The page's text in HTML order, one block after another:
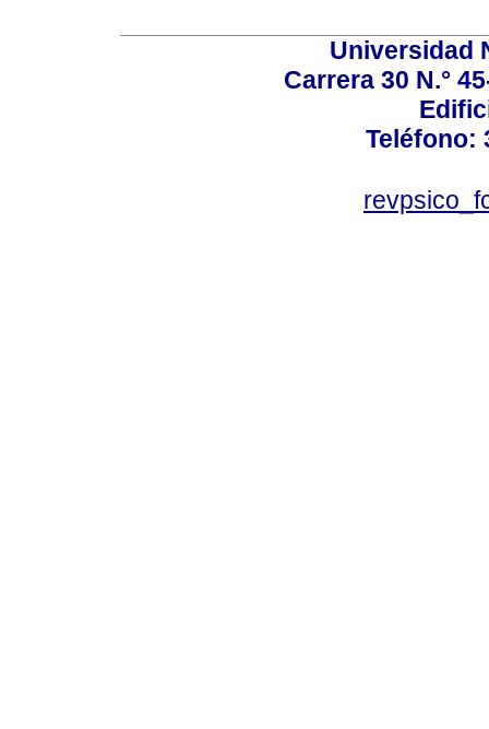
Universidad
Carrera 30 N.°
Teléfono: